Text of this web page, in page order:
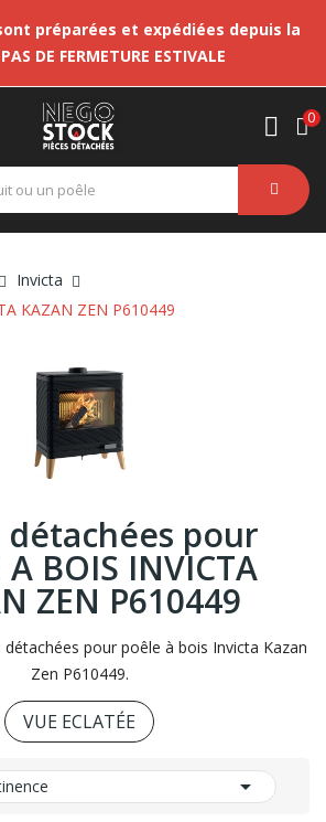
préparées et expédiées depuis la
DE FERMETURE ESTIVALE
0
Invicta
KAZAN ZEN P610449
détachées pour
A BOIS INVICTA
ZEN P610449
détachées pour poêle à bois Invicta Kazan
Zen P610449.
VUE ECLATÉE
